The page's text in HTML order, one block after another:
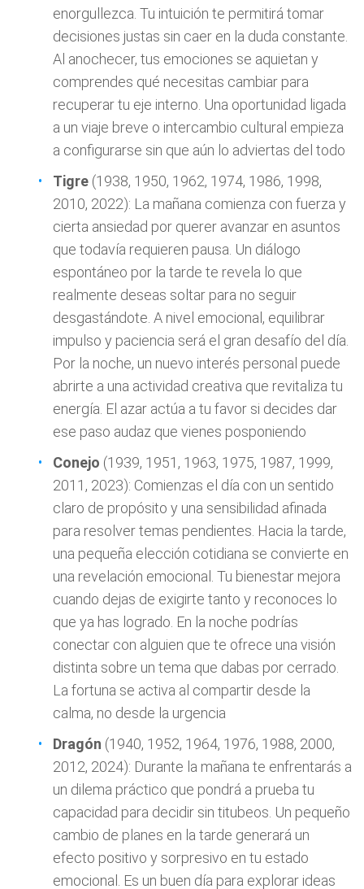
enorgullezca. Tu intuición te permitirá tomar
decisiones justas sin caer en la duda constante.
Al anochecer, tus emociones se aquietan y
comprendes qué necesitas cambiar para
recuperar tu eje interno. Una oportunidad ligada
a un viaje breve o intercambio cultural empieza
a configurarse sin que aún lo adviertas del todo
Tigre (1938, 1950, 1962, 1974, 1986, 1998,
2010, 2022): La mañana comienza con fuerza y
cierta ansiedad por querer avanzar en asuntos
que todavía requieren pausa. Un diálogo
espontáneo por la tarde te revela lo que
realmente deseas soltar para no seguir
desgastándote. A nivel emocional, equilibrar
impulso y paciencia será el gran desafío del día.
Por la noche, un nuevo interés personal puede
abrirte a una actividad creativa que revitaliza tu
energía. El azar actúa a tu favor si decides dar
ese paso audaz que vienes posponiendo
Conejo (1939, 1951, 1963, 1975, 1987, 1999,
2011, 2023): Comienzas el día con un sentido
claro de propósito y una sensibilidad afinada
para resolver temas pendientes. Hacia la tarde,
una pequeña elección cotidiana se convierte en
una revelación emocional. Tu bienestar mejora
cuando dejas de exigirte tanto y reconoces lo
que ya has logrado. En la noche podrías
conectar con alguien que te ofrece una visión
distinta sobre un tema que dabas por cerrado.
La fortuna se activa al compartir desde la
calma, no desde la urgencia
Dragón (1940, 1952, 1964, 1976, 1988, 2000,
2012, 2024): Durante la mañana te enfrentarás a
un dilema práctico que pondrá a prueba tu
capacidad para decidir sin titubeos. Un pequeño
cambio de planes en la tarde generará un
efecto positivo y sorpresivo en tu estado
emocional. Es un buen día para explorar ideas